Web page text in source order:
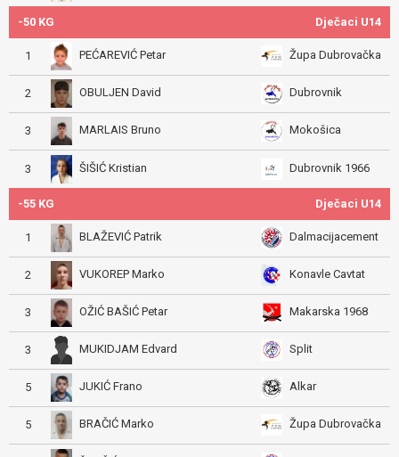
-50 KG Dječaci U14
1 PEĆAREVIĆ Petar Župa Dubrovačka
2 OBULJEN David Dubrovnik
3 MARLAIS Bruno Mokošica
3 ŠIŠIĆ Kristian Dubrovnik 1966
-55 KG Dječaci U14
1 BLAŽEVIĆ Patrik Dalmacijacement
2 VUKOREP Marko Konavle Cavtat
3 OŽIĆ BAŠIĆ Petar Makarska 1968
3 MUKIDJAM Edvard Split
5 JUKIĆ Frano Alkar
5 BRAČIĆ Marko Župa Dubrovačka